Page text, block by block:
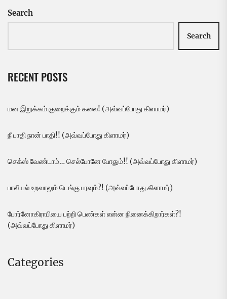
Search
Search
RECENT POSTS
மன இறுக்கம் குறைக்கும் கலை! (அவ்வப்போது கிளாமர்)
நீ பாதி நான் பாதி!! (அவ்வப்போது கிளாமர்)
செக்ஸ் வேண்டாம்… செல்போனே போதும்!! (அவ்வப்போது கிளாமர்)
பாலியல் உறவாலும் டெங்கு பரவும்?! (அவ்வப்போது கிளாமர்)
போர்னோகிராபியை பற்றி பெண்கள் என்ன நினைக்கிறார்கள்?!
(அவ்வப்போது கிளாமர்)
Categories